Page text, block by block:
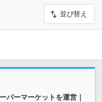
並び替え
パーマーケットを運営｜